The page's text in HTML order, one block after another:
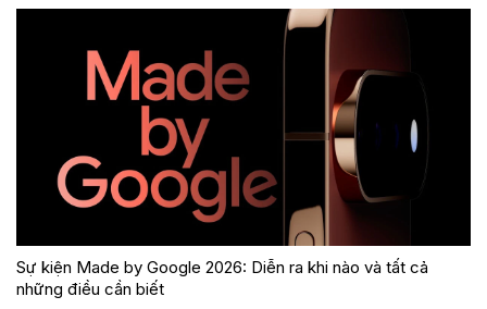
Sự kiện Made by Google 2026: Diễn ra khi nào và tất cả
những điều cần biết